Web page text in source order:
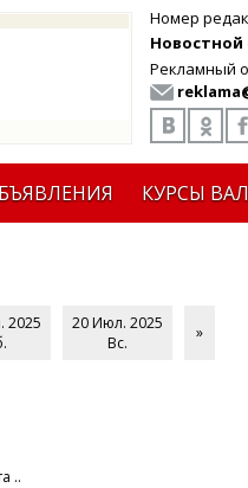
Номер
Новостной
Рекламный
КУРСЫ
2025
20 Июл. 2025
Вс.
»
..